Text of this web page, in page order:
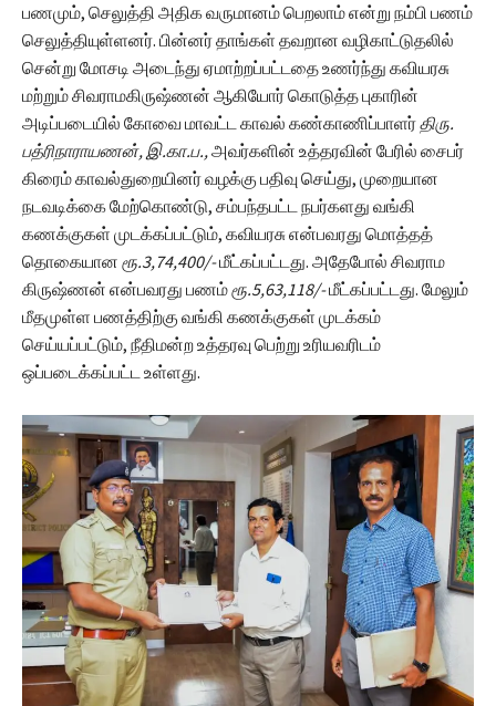
பணமும், செலுத்தி அதிக வருமானம் பெறலாம் என்று நம்பி பணம்
செலுத்தியுள்ளனர். பின்னர் தாங்கள் தவறான வழிகாட்டுதலில்
சென்று மோசடி அடைந்து ஏமாற்றப்பட்டதை உணர்ந்து கவியரசு
மற்றும் சிவராமகிருஷ்ணன் ஆகியோர் கொடுத்த புகாரின்
அடிப்படையில் கோவை மாவட்ட காவல் கண்காணிப்பாளர்திரு.
பத்ரிநாராயணன், இ.கா.ப.,அவர்களின் உத்தரவின் பேரில் சைபர்
கிரைம் காவல்துறையினர் வழக்கு பதிவு செய்து, முறையான
நடவடிக்கை மேற்கொண்டு, சம்பந்தபட்ட நபர்களது வங்கி
கணக்குகள் முடக்கப்பட்டும், கவியரசு என்பவரது மொத்தத்
தொகையான ரூ.3,74,400/-மீட்கப்பட்டது. அதேபோல் சிவராம
கிருஷ்ணன் என்பவரது பணம்ரூ.5,63,118/-மீட்கப்பட்டது. மேலும்
மீதமுள்ள பணத்திற்கு வங்கி கணக்குகள் முடக்கம்
செய்யப்பட்டும், நீதிமன்ற உத்தரவு பெற்று உரியவரிடம்
ஒப்படைக்கப்பட்ட உள்ளது.